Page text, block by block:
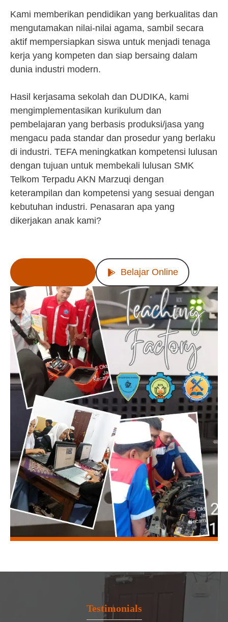
Kami memberikan pendidikan yang berkualitas dan
mengutamakan nilai-nilai agama, sambil secara
aktif mempersiapkan siswa untuk menjadi tenaga
kerja yang kompeten dan siap bersaing dalam
dunia industri modern.
Hasil kerjasama sekolah dan DUDIKA, kami
mengimplementasikan kurikulum dan
pembelajaran yang berbasis produksi/jasa yang
mengacu pada standar dan prosedur yang berlaku
di industri. TEFA meningkatkan kompetensi lulusan
dengan tujuan untuk membekali lulusan SMK
Telkom Terpadu AKN Marzuqi dengan
keterampilan dan kompetensi yang sesuai dengan
kebutuhan industri. Penasaran apa yang
dikerjakan anak kami?
Belajar Online
Testimonials